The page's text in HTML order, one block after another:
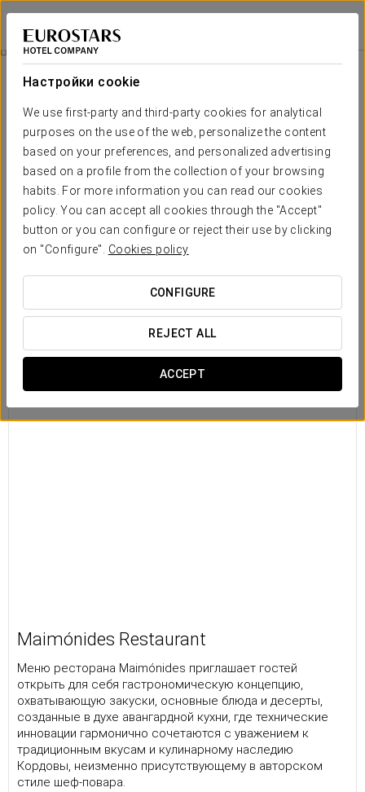
Настройки cookie
We use first-party and third-party cookies for analytical
purposes on the use of the web, personalize the content
based on your preferences, and personalized advertising
based on a profile from the collection of your browsing
habits. For more information you can read our cookies
policy. You can accept all cookies through the "Accept"
button or you can configure or reject their use by clicking
on "Configure". Cookies policy
CONFIGURE
REJECT ALL
ACCEPT
Eurostars Maimónides
КОРДОВА
Питание
Maimónides Restaurant
Меню ресторана Maimónides приглашает гостей
открыть для себя гастрономическую концепцию,
охватывающую закуски, основные блюда и десерты,
созданные в духе авангардной кухни, где технические
инновации гармонично сочетаются с уважением к
традиционным вкусам и кулинарному наследию
Кордовы, неизменно присутствующему в авторском
стиле шеф-повара.